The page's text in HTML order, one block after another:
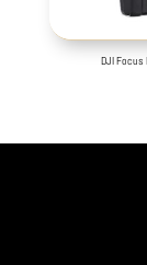
DJI Focus